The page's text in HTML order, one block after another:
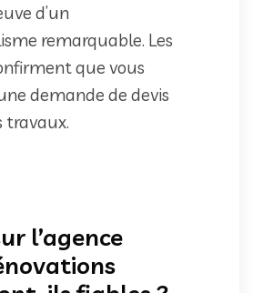
d’un
remarquable. Les
que vous
demande de devis
travaux.
l’agence